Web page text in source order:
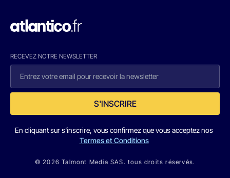
RECEVEZ NOTRE NEWSLETTER
S'INSCRIRE
En cliquant sur s'inscrire, vous confirmez que vous acceptez nos
Termes et Conditions
© 2026 Talmont Media SAS. tous droits réservés.